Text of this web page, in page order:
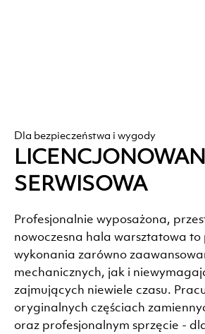
Dla bezpieczeństwa i wygody
SERWISOWA
Profesjonalnie wyposażona,
nowoczesna hala warsztatowa
wykonania zarówno
mechanicznych, jak i
zajmujących niewiele czasu.
oryginalnych częściach
oraz profesjonalnym sprzęcie -